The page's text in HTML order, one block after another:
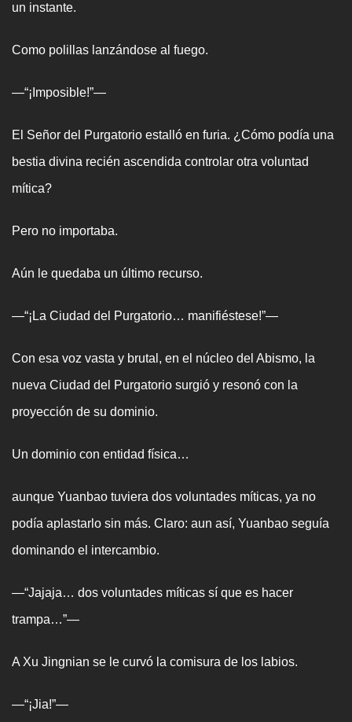
un instante.
Como polillas lanzándose al fuego.
—“¡Imposible!”—
El Señor del Purgatorio estalló en furia. ¿Cómo podía una
bestia divina recién ascendida controlar otra voluntad
mítica?
Pero no importaba.
Aún le quedaba un último recurso.
—“¡La Ciudad del Purgatorio… manifiéstese!”—
Con esa voz vasta y brutal, en el núcleo del Abismo, la
nueva Ciudad del Purgatorio surgió y resonó con la
proyección de su dominio.
Un dominio con entidad física…
aunque Yuanbao tuviera dos voluntades míticas, ya no
podía aplastarlo sin más. Claro: aun así, Yuanbao seguía
dominando el intercambio.
—“Jajaja… dos voluntades míticas sí que es hacer
trampa…”—
A Xu Jingnian se le curvó la comisura de los labios.
—“¡Jia!”—